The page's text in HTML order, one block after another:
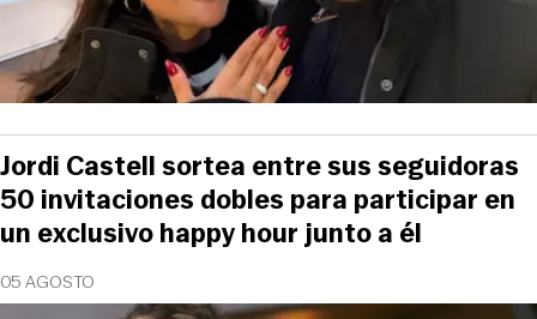
05 AGOSTO
Jordi Castell sortea entre sus seguidoras
50 invitaciones dobles para participar en
un exclusivo happy hour junto a él